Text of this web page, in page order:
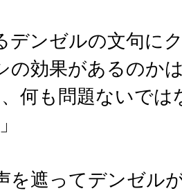
デンゼルの文句に
の効果があるのか
何も問題ないでは
を遮ってデンゼル